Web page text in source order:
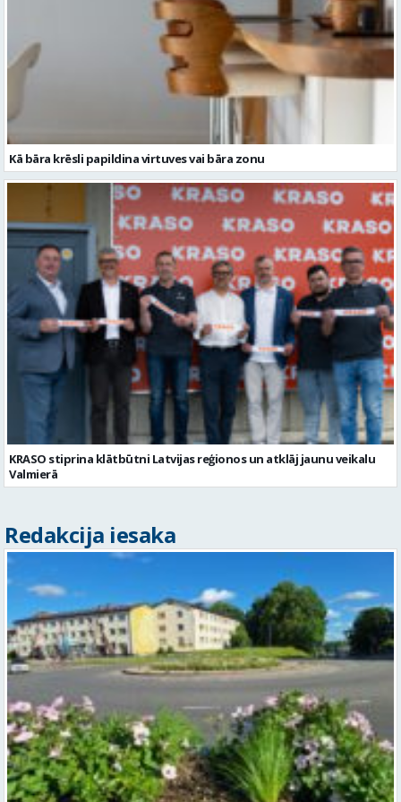
Kā bāra krēsli papildina virtuves vai bāra zonu
KRASO stiprina klātbūtni Latvijas reģionos un atklāj jaunu veikalu
Valmierā
Redakcija iesaka